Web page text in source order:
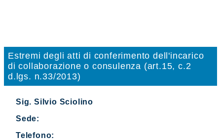
Estremi degli atti di conferimento dell'incarico
di collaborazione o consulenza (art.15, c.2
d.lgs. n.33/2013)
Sig. Silvio Sciolino
Sede:
Telefono: